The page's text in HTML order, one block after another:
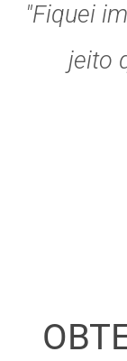
"Fiquei
jeito